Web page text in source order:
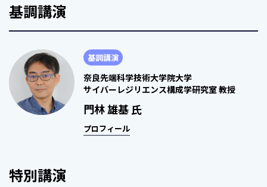
基調講演
基調講演
奈良先端科学技術大学院大学
サイバーレジリエンス構成学研究室 教授
門林 雄基 氏
プロフィール
特別講演